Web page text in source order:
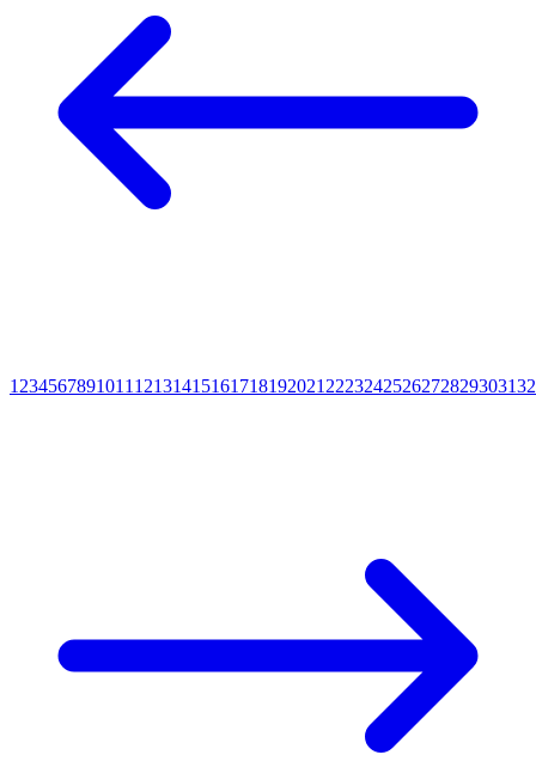
1 234567891011 12131415161718192021 2223242526272829303132